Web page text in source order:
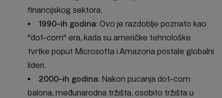
financijskog sektora.
1990-ih godina: Ovo je razdoblje poznato kao
"dot-com" era, kada su američke tehnološke
tvrtke poput Microsofta i Amazona postale globalni
lideri.
2000-ih godina: Nakon pucanja dot-com
balona, međunarodna tržišta, osobito tržišta u